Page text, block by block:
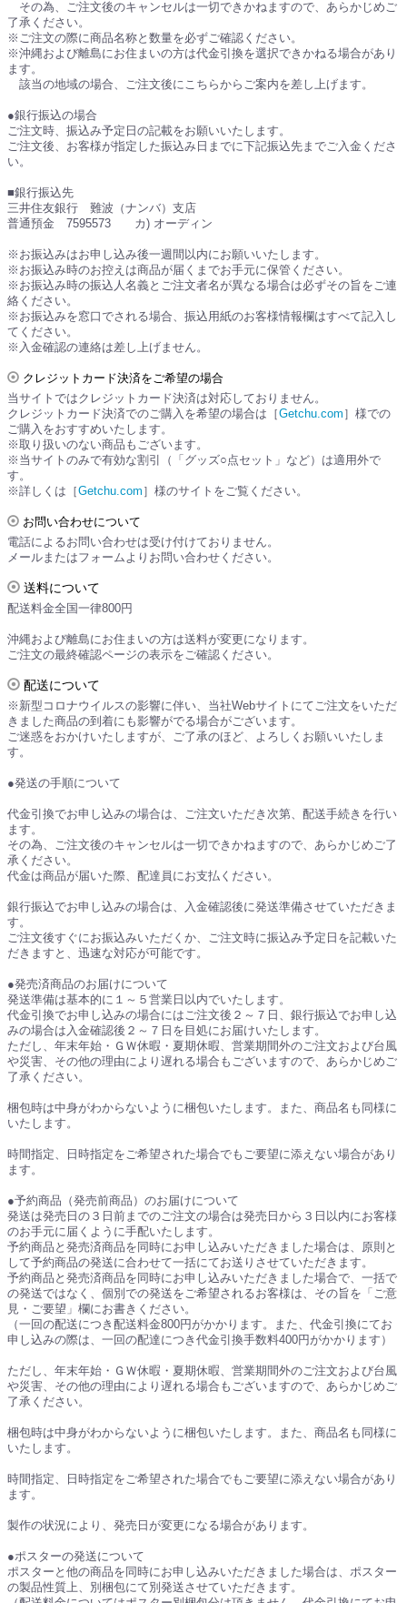
その為、ご注文後のキャンセルは一切できかねますので、あらかじめご
了承ください。
※ご注文の際に商品名称と数量を必ずご確認ください。
※沖縄および離島にお住まいの方は代金引換を選択できかねる場合があり
ます。
該当の地域の場合、ご注文後にこちらからご案内を差し上げます。
●銀行振込の場合
ご注文時、振込み予定日の記載をお願いいたします。
ご注文後、お客様が指定した振込み日までに下記振込先までご入金くださ
い。
■銀行振込先
三井住友銀行 難波（ナンバ）支店
普通預金 7595573 カ) オーディン
※お振込みはお申し込み後一週間以内にお願いいたします。
※お振込み時のお控えは商品が届くまでお手元に保管ください。
※お振込み時の振込人名義とご注文者名が異なる場合は必ずその旨をご連
絡ください。
※お振込みを窓口でされる場合、振込用紙のお客様情報欄はすべて記入し
てください。
※入金確認の連絡は差し上げません。
クレジットカード決済をご希望の場合
当サイトではクレジットカード決済は対応しておりません。
クレジットカード決済でのご購入を希望の場合は［Getchu.com ］様での
ご購入をおすすめいたします。
※取り扱いのない商品もございます。
※当サイトのみで有効な割引（「グッズ○点セット」など）は適用外で
す。
※詳しくは［Getchu.com ］様のサイトをご覧ください。
お問い合わせについて
電話によるお問い合わせは受け付けておりません。
メールまたはフォームよりお問い合わせください。
送料について
配送料金全国一律800円
沖縄および離島にお住まいの方は送料が変更になります。
ご注文の最終確認ページの表示をご確認ください。
配送について
※新型コロナウイルスの影響に伴い、当社Webサイトにてご注文をいただ
きました商品の到着にも影響がでる場合がございます。
ご迷惑をおかけいたしますが、ご了承のほど、よろしくお願いいたしま
す。
●発送の手順について
代金引換でお申し込みの場合は、ご注文いただき次第、配送手続きを行い
ます。
その為、ご注文後のキャンセルは一切できかねますので、あらかじめご了
承ください。
代金は商品が届いた際、配達員にお支払ください。
銀行振込でお申し込みの場合は、入金確認後に発送準備させていただきま
す。
ご注文後すぐにお振込みいただくか、ご注文時に振込み予定日を記載いた
だきますと、迅速な対応が可能です。
●発売済商品のお届けについて
発送準備は基本的に１～５営業日以内でいたします。
代金引換でお申し込みの場合にはご注文後２～７日、銀行振込でお申し込
みの場合は入金確認後２～７日を目処にお届けいたします。
ただし、年末年始・ＧＷ休暇・夏期休暇、営業期間外のご注文および台風
や災害、その他の理由により遅れる場合もございますので、あらかじめご
了承ください。
梱包時は中身がわからないように梱包いたします。また、商品名も同様に
いたします。
時間指定、日時指定をご希望された場合でもご要望に添えない場合があり
ます。
●予約商品（発売前商品）のお届けについて
発送は発売日の３日前までのご注文の場合は発売日から３日以内にお客様
のお手元に届くように手配いたします。
予約商品と発売済商品を同時にお申し込みいただきました場合は、原則と
して予約商品の発送に合わせて一括にてお送りさせていただきます。
予約商品と発売済商品を同時にお申し込みいただきました場合で、一括で
の発送ではなく、個別での発送をご希望されるお客様は、その旨を「ご意
見・ご要望」欄にお書きください。
（一回の配送につき配送料金800円がかかります。また、代金引換にてお
申し込みの際は、一回の配達につき代金引換手数料400円がかかります）
ただし、年末年始・ＧＷ休暇・夏期休暇、営業期間外のご注文および台風
や災害、その他の理由により遅れる場合もございますので、あらかじめご
了承ください。
梱包時は中身がわからないように梱包いたします。また、商品名も同様に
いたします。
時間指定、日時指定をご希望された場合でもご要望に添えない場合があり
ます。
製作の状況により、発売日が変更になる場合があります。
●ポスターの発送について
ポスターと他の商品を同時にお申し込みいただきました場合は、ポスター
の製品性質上、別梱包にて別発送させていただきます。